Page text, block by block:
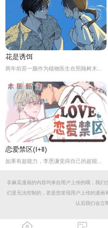
花是诱饵
恋爱禁区(Ⅰ+Ⅱ)
如果有超能力，李恩谦觉得自己的超能力一定是垃圾回收站。为什么从小到他，他交往的人全是渣男呢？？他除了颜控，对于对象真的不挑的啊！！直到他严厉的上司，他的外貌理想型，对他表现出似有若无的好感……他一定喜欢自己吧？这次有希望摆脱渣男了！少年人，太天真啦，非酋是一辈子的事哟。
非麻瓜漫画的内容均来自用户上传的哦，我们
们是无法控制的，若是您发现用户上传的漫
认后我们会立